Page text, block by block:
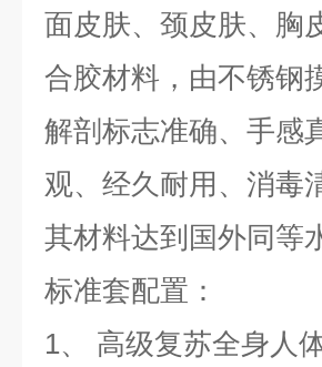
面皮肤、颈皮肤、胸
合胶材料，由不锈钢
解剖标志准确、手感
观、经久耐用、消毒
其材料达到国外同等
标准套配置：
1、 高级复苏全身人